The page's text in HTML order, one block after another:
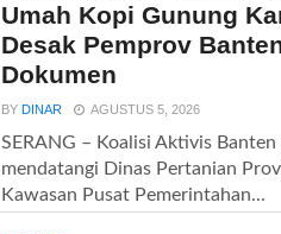
Umah Kopi Gunung
Desak Pemprov
Dokumen
BYDINAR AGUSTUS 5, 2026
SERANG – Koalisi Aktivis
mendatangi Dinas Pertanian
Kawasan Pusat Pemerintahan...